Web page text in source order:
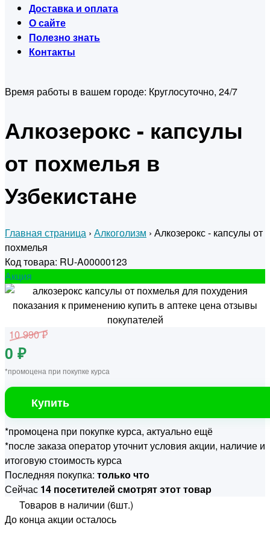
Доставка и оплата
О сайте
Полезно знать
Контакты
Время работы в вашем городе: Круглосуточно, 24/7
Алкозерокс - капсулы
от похмелья в
Узбекистане
Главная страница › Алкоголизм › Алкозерокс - капсулы от
похмелья
Код товара: RU-A00000123
Акция
10 990 ₽
0 ₽
*промоцена при покупке курса
Купить
*промоцена при покупке курса, актуально ещё
*после заказа оператор уточнит условия акции, наличие и
итоговую стоимость курса
Последняя покупка: только что
Сейчас 14 посетителей смотрят этот товар
Товаров в наличии (6шт.)
До конца акции осталось